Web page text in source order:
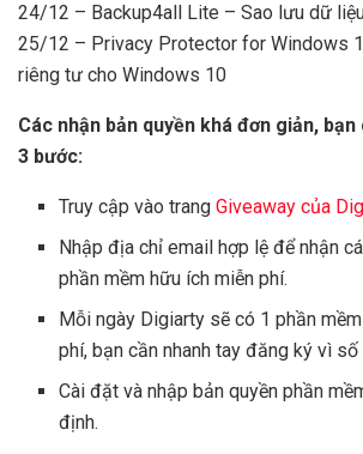
24/12 – Backup4all Lite – Sao lưu dữ
25/12 – Privacy Protector for Windows
riêng tư cho Windows 10
Các nhận bản quyền khá đơn giản,
3 bước:
Truy cập vào trangGiveaway của
Nhập địa chỉ email hợp lệ để nhận
phần mềm hữu ích miễn phí.
Mỗi ngày Digiarty sẽ có 1 phần
phí, bạn cần nhanh tay đăng ký vì
Cài đặt và nhập bản quyền phần
định.